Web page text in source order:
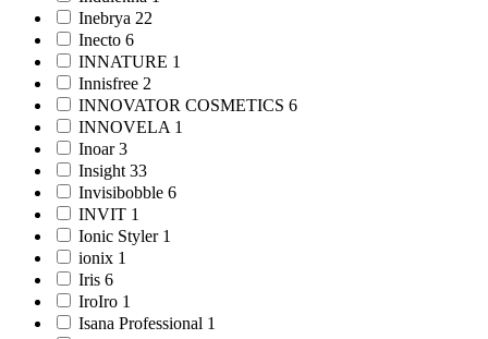
Inebrya 22
Inecto 6
INNATURE 1
Innisfree 2
INNOVATOR COSMETICS 6
INNOVELA 1
Inoar 3
Insight 33
Invisibobble 6
INVIT 1
Ionic Styler 1
ionix 1
Iris 6
IroIro 1
Isana Professional 1